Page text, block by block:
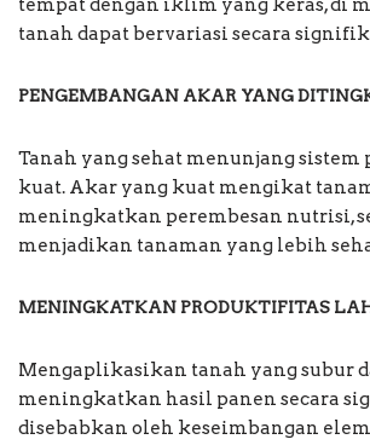
tempat dengan iklim yang keras, di
tanah dapat bervariasi secara
PENGEMBANGAN AKAR YANG
Tanah yang sehat menunjang sistem
kuat. Akar yang kuat mengikat
meningkatkan perembesan nutrisi,
menjadikan tanaman yang lebih
MENINGKATKAN PRODUKTIFITAS
Mengaplikasikan tanah yang subur
meningkatkan hasil panen secara
disebabkan oleh keseimbangan